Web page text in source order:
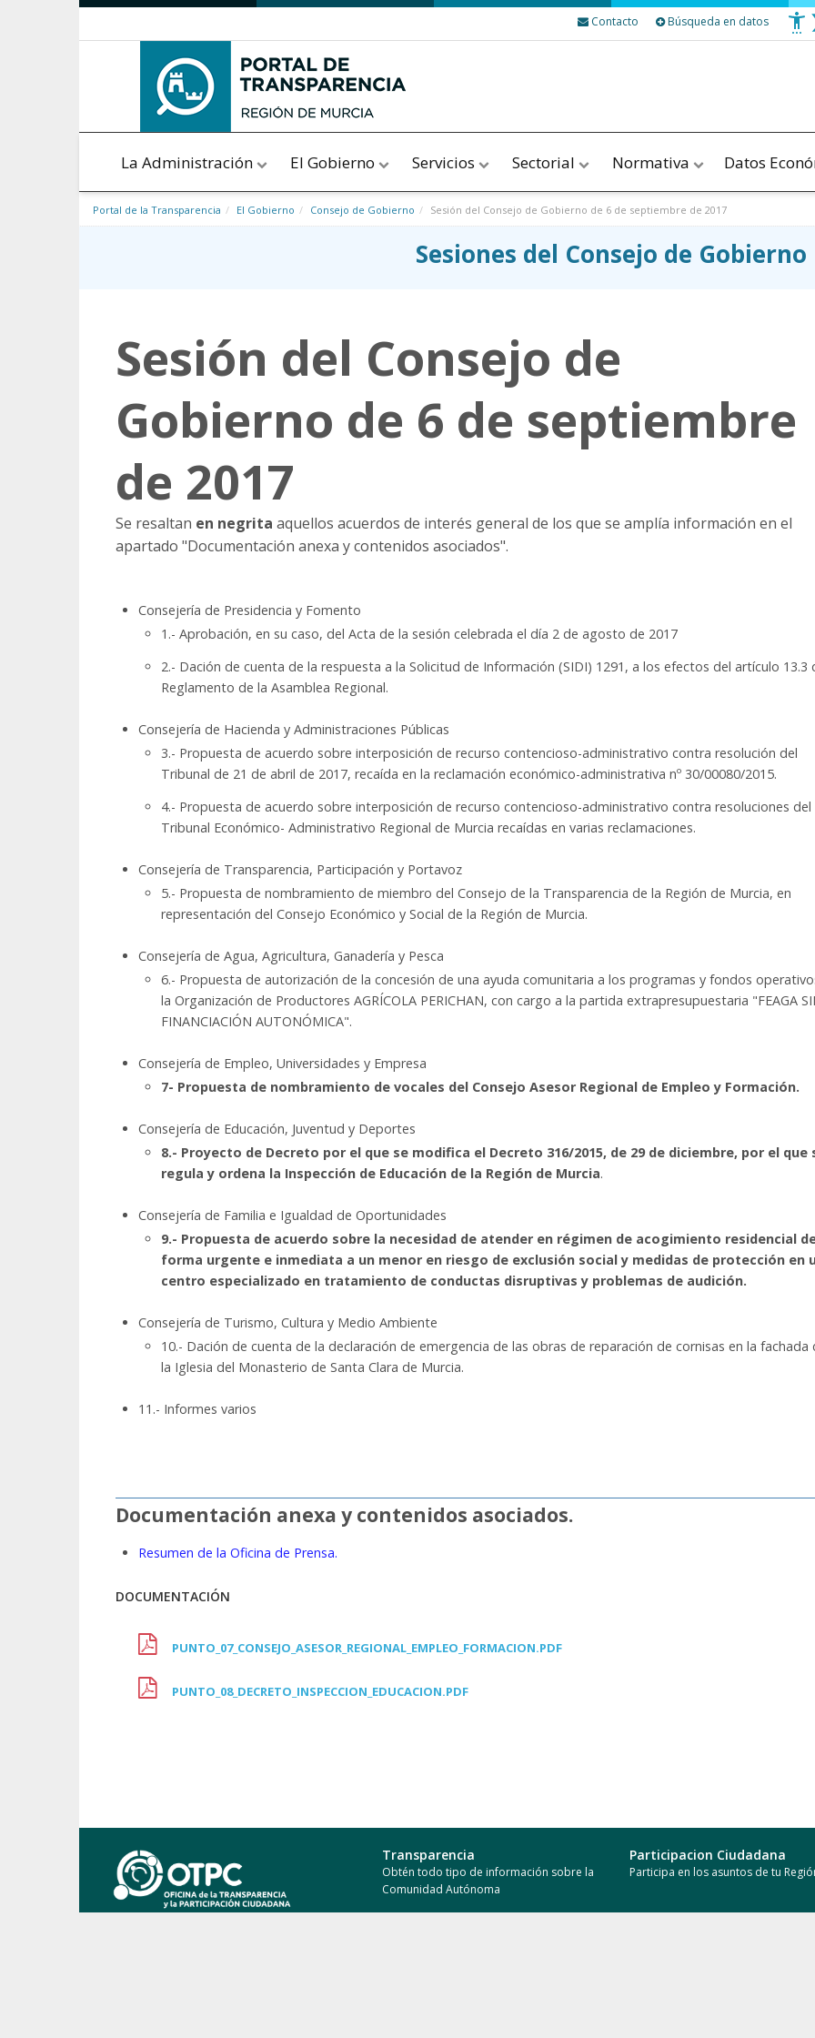
Saltar al contenido
Contacto Búsqueda en datos
La Administración El Gobierno Servicios Sectorial Normativa Datos
Portal de la Transparencia El Gobierno Consejo de Gobierno Sesión del Consejo de Gobierno de 6 de septiembre de 2017
Sesiones del Consejo de Gobierno
Sesión del Consejo de
Gobierno de 6 de septiembre
de 2017
Se resaltan en negrita aquellos acuerdos de interés general de los que se amplía información en el
apartado "Documentación anexa y contenidos asociados".
Consejería de Presidencia y Fomento
1.- Aprobación, en su caso, del Acta de la sesión celebrada el día 2 de agosto de 2017
2.- Dación de cuenta de la respuesta a la Solicitud de Información (SIDI) 1291, a los efectos del artículo 13.3
Reglamento de la Asamblea Regional.
Consejería de Hacienda y Administraciones Públicas
3.- Propuesta de acuerdo sobre interposición de recurso contencioso-administrativo contra resolución del
Tribunal de 21 de abril de 2017, recaída en la reclamación económico-administrativa nº 30/00080/2015.
4.- Propuesta de acuerdo sobre interposición de recurso contencioso-administrativo contra resoluciones del
Tribunal Económico- Administrativo Regional de Murcia recaídas en varias reclamaciones.
Consejería de Transparencia, Participación y Portavoz
5.- Propuesta de nombramiento de miembro del Consejo de la Transparencia de la Región de Murcia, en
representación del Consejo Económico y Social de la Región de Murcia.
Consejería de Agua, Agricultura, Ganadería y Pesca
6.- Propuesta de autorización de la concesión de una ayuda comunitaria a los programas y fondos
la Organización de Productores AGRÍCOLA PERICHAN, con cargo a la partida extrapresupuestaria "FEAGA
FINANCIACIÓN AUTONÓMICA".
Consejería de Empleo, Universidades y Empresa
7- Propuesta de nombramiento de vocales del Consejo Asesor Regional de Empleo y Formación.
Consejería de Educación, Juventud y Deportes
8.- Proyecto de Decreto por el que se modifica el Decreto 316/2015, de 29 de diciembre, por el que
regula y ordena la Inspección de Educación de la Región de Murcia.
Consejería de Familia e Igualdad de Oportunidades
9.- Propuesta de acuerdo sobre la necesidad de atender en régimen de acogimiento residencial
forma urgente e inmediata a un menor en riesgo de exclusión social y medidas de protección en
centro especializado en tratamiento de conductas disruptivas y problemas de audición.
Consejería de Turismo, Cultura y Medio Ambiente
10.- Dación de cuenta de la declaración de emergencia de las obras de reparación de cornisas en la fachada
la Iglesia del Monasterio de Santa Clara de Murcia.
11.- Informes varios
Documentación anexa y contenidos asociados.
Resumen de la Oficina de Prensa.
DOCUMENTACIÓN
PUNTO_07_CONSEJO_ASESOR_REGIONAL_EMPLEO_FORMACION.PDF
PUNTO_08_DECRETO_INSPECCION_EDUCACION.PDF
Transparencia
Obtén todo tipo de información sobre la
Comunidad Autónoma
Participacion Ciudadana
Participa en los asuntos de tu